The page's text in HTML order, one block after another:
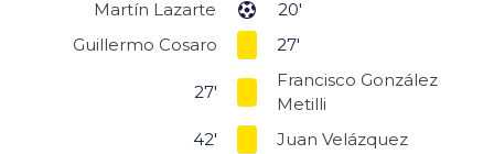
Martín Lazarte
20'
Guillermo Cosaro
27'
Francisco González
Metilli
27'
Juan Velázquez
42'